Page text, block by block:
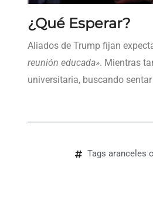
¿Qué Esperar?
Aliados de Trump fijan
reunión educada». Mientras
universitaria, buscando
Tags aranceles